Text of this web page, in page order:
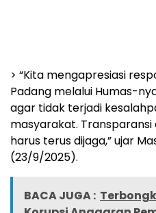
> “Kita mengapresiasi
Padang melalui Humas-
agar tidak terjadi
masyarakat.
harus terus dijaga,” ujar
(23/9/2025).
BACA JUGA :